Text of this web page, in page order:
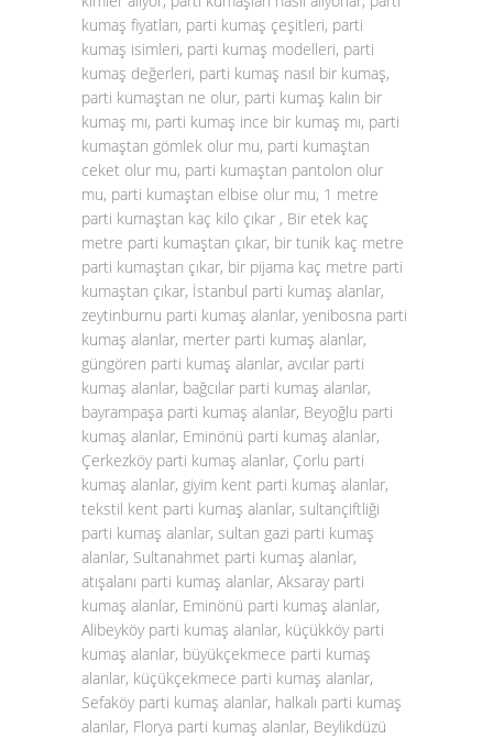
kumaş fiyatları, parti kumaş çeşitleri, parti
kumaş isimleri, parti kumaş modelleri, parti
kumaş değerleri, parti kumaş nasıl bir kumaş,
parti kumaştan ne olur, parti kumaş kalın bir
kumaş mı, parti kumaş ince bir kumaş mı, parti
kumaştan gömlek olur mu, parti kumaştan
ceket olur mu, parti kumaştan pantolon olur
mu, parti kumaştan elbise olur mu, 1 metre
parti kumaştan kaç kilo çıkar , Bir etek kaç
metre parti kumaştan çıkar, bir tunik kaç metre
parti kumaştan çıkar, bir pijama kaç metre parti
kumaştan çıkar, İstanbul parti kumaş alanlar,
zeytinburnu parti kumaş alanlar, yenibosna parti
kumaş alanlar, merter parti kumaş alanlar,
güngören parti kumaş alanlar, avcılar parti
kumaş alanlar, bağcılar parti kumaş alanlar,
bayrampaşa parti kumaş alanlar, Beyoğlu parti
kumaş alanlar, Eminönü parti kumaş alanlar,
Çerkezköy parti kumaş alanlar, Çorlu parti
kumaş alanlar, giyim kent parti kumaş alanlar,
tekstil kent parti kumaş alanlar, sultançiftliği
parti kumaş alanlar, sultan gazi parti kumaş
alanlar, Sultanahmet parti kumaş alanlar,
atışalanı parti kumaş alanlar, Aksaray parti
kumaş alanlar, Eminönü parti kumaş alanlar,
Alibeyköy parti kumaş alanlar, küçükköy parti
kumaş alanlar, büyükçekmece parti kumaş
alanlar, küçükçekmece parti kumaş alanlar,
Sefaköy parti kumaş alanlar, halkalı parti kumaş
alanlar, Florya parti kumaş alanlar, Beylikdüzü